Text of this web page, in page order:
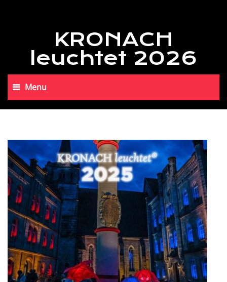
KRONACH
leuchtet 2026
Menu